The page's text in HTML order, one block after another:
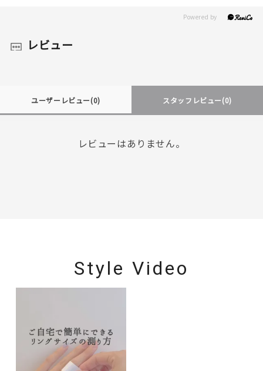
レビュー
ユーザーレビュー(0) スタッフレビュー(0)
レビューはありません。
Style Video